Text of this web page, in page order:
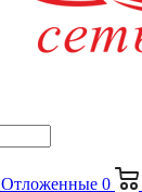
Отложенные 0